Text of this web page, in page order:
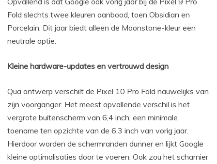
Fold slechts twee kleuren aanbood, toen Obsidian en
Porcelain. Dit jaar biedt alleen de Moonstone-kleur een
neutrale optie.
Kleine hardware-updates en vertrouwd design
Qua ontwerp verschilt de Pixel 10 Pro Fold nauwelijks van
zijn voorganger. Het meest opvallende verschil is het
vergrote buitenscherm van 6,4 inch, een minimale
toename ten opzichte van de 6,3 inch van vorig jaar.
Hierdoor worden de schermranden dunner en lijkt Google
kleine optimalisaties door te voeren. Ook zou het scharnier